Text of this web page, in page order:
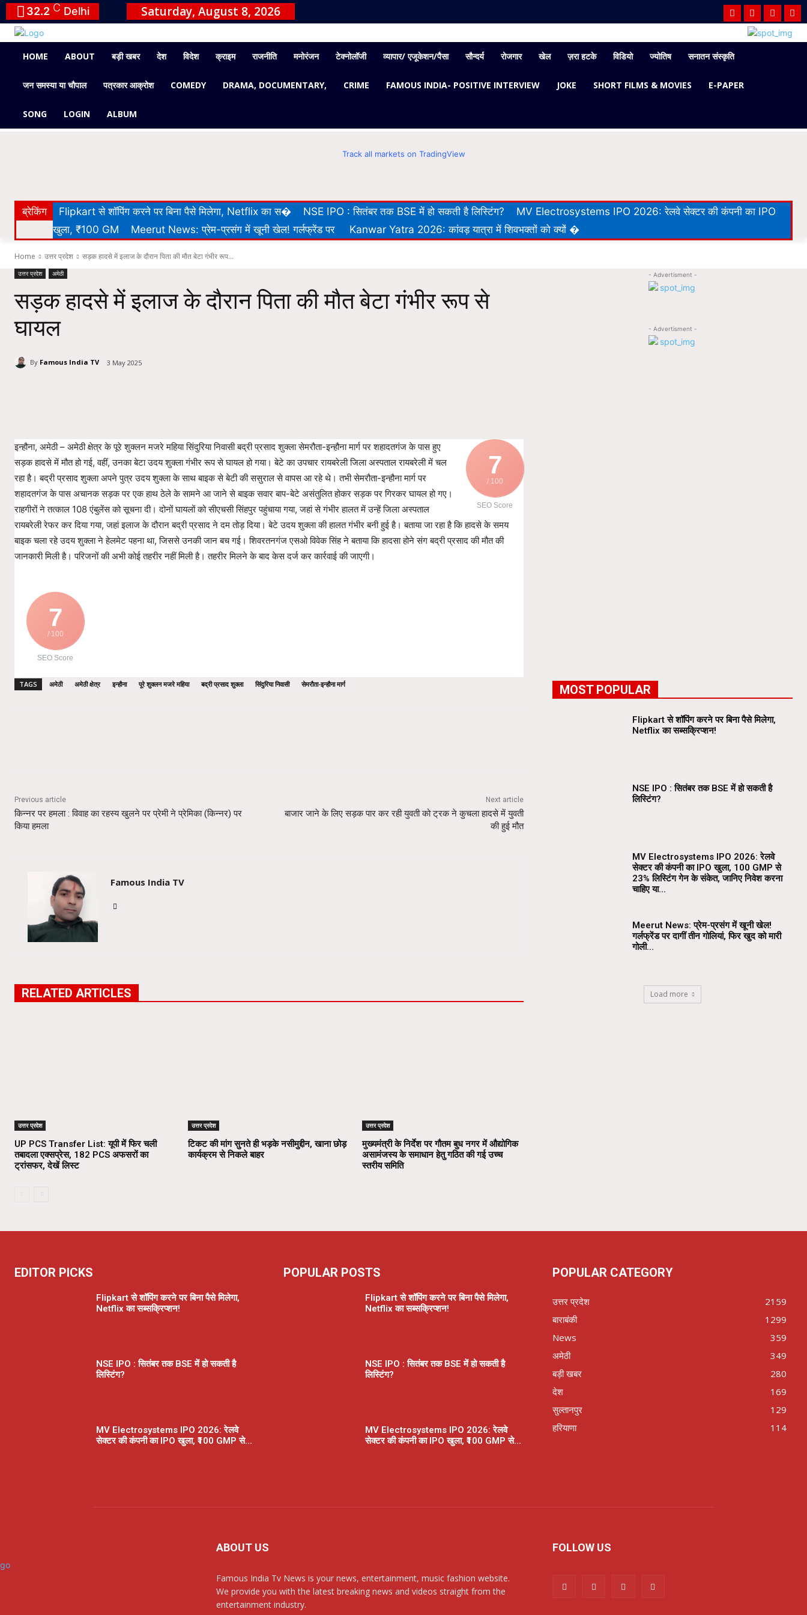
32.2 C Delhi Saturday, August 8, 2026
HOME ABOUT बड़ी खबर देश विदेश क्राइम राजनीति मनोरंजन टेक्नोलॉजी व्यापार/ एजूकेशन/पैसा सौन्दर्य रोजगार खेल ज़रा हटके विडियो ज्योतिष सनातन संस्कृति
जन समस्या या चौपाल पत्रकार आक्रोश COMEDY DRAMA, DOCUMENTARY, CRIME FAMOUS INDIA- POSITIVE INTERVIEW JOKE SHORT FILMS & MOVIES E-PAPER
SONG LOGIN ALBUM
Track all markets on TradingView
ब्रेकिंग Flipkart से शॉपिंग करने पर बिना पैसे मिलेगा, Netflix का स� NSE IPO : सितंबर तक BSE में हो सकती है लिस्टिंग?
MV Electrosystems IPO 2026: रेलवे सेक्टर की कंपनी का IPO
खुला, ₹100 GM
Meerut News: प्रेम-प्रसंग में खूनी खेल! गर्लफ्रेंड पर Kanwar Yatra 2026: कांवड़ यात्रा में शिवभक्तों को क्यों �
Home उत्तर प्रदेश सड़क हादसे में इलाज के दौरान पिता की मौत बेटा गंभीर रूप...
उत्तर प्रदेश अमेठी
सड़क हादसे में इलाज के दौरान पिता की मौत बेटा गंभीर रूप से
घायल
By Famous India TV 3 May 2025
7
/ 100
SEO Score
इन्हौना, अमेठी – अमेठी क्षेत्र के पूरे शुक्लन मजरे महिया सिंदुरिया निवासी बद्री प्रसाद शुक्ला सेमरौता-इन्हौना मार्ग पर शहादतगंज के पास हुए
सड़क हादसे में मौत हो गई, वहीं, उनका बेटा उदय शुक्ला गंभीर रूप से घायल हो गया। बेटे का उपचार रायबरेली जिला अस्पताल रायबरेली में चल
रहा है। बद्री प्रसाद शुक्ला अपने पुत्र उदय शुक्ला के साथ बाइक से बेटी की ससुराल से वापस आ रहे थे। तभी सेमरौता-इन्हौना मार्ग पर
शहादतगंज के पास अचानक सड़क पर एक हाथ ठेले के सामने आ जाने से बाइक सवार बाप-बेटे असंतुलित होकर सड़क पर गिरकर घायल हो गए।
राहगीरों ने तत्काल 108 एंबुलेंस को सूचना दी। दोनों घायलों को सीएचसी सिंहपुर पहुंचाया गया, जहां से गंभीर हालत में उन्हें जिला अस्पताल
रायबरेली रेफर कर दिया गया, जहां इलाज के दौरान बद्री प्रसाद ने दम तोड़ दिया। बेटे उदय शुक्ला की हालत गंभीर बनी हुई है। बताया जा रहा है कि हादसे के समय
बाइक चला रहे उदय शुक्ला ने हेलमेट पहना था, जिससे उनकी जान बच गई। शिवरतनगंज एसओ विवेक सिंह ने बताया कि हादसा होने संग बद्री प्रसाद की मौत की
जानकारी मिली है। परिजनों की अभी कोई तहरीर नहीं मिली है। तहरीर मिलने के बाद केस दर्ज कर कार्रवाई की जाएगी।
7
/ 100
SEO Score
TAGS अमेठी अमेठी क्षेत्र इन्हौना पूरे शुक्लन मजरे महिया बद्री प्रसाद शुक्ला सिंदुरिया निवासी सेमरौता-इन्हौना मार्ग
Previous article
किन्नर पर हमला : विवाह का रहस्य खुलने पर प्रेमी ने प्रेमिका (किन्नर) पर
किया हमला
Next article
बाजार जाने के लिए सड़क पार कर रही युवती को ट्रक ने कुचला हादसे में युवती
की हुई मौत
Famous India TV
RELATED ARTICLES
उत्तर प्रदेश
UP PCS Transfer List: यूपी में फिर चली
तबादला एक्सप्रेस, 182 PCS अफसरों का
ट्रांसफर, देखें लिस्ट
उत्तर प्रदेश
टिकट की मांग सुनते ही भड़के नसीमुद्दीन, खाना छोड़
कार्यक्रम से निकले बाहर
उत्तर प्रदेश
मुख्यमंत्री के निर्देश पर गौतम बुध नगर में औद्योगिक
असामंजस्य के समाधान हेतु गठित की गई उच्च
स्तरीय समिति
- Advertisment -
- Advertisment -
MOST POPULAR
Flipkart से शॉपिंग करने पर बिना पैसे मिलेगा,
Netflix का सब्सक्रिप्शन!
NSE IPO : सितंबर तक BSE में हो सकती है
लिस्टिंग?
MV Electrosystems IPO 2026: रेलवे
सेक्टर की कंपनी का IPO खुला, ₹100 GMP से
23% लिस्टिंग गेन के संकेत, जानिए निवेश करना
चाहिए या...
Meerut News: प्रेम-प्रसंग में खूनी खेल!
गर्लफ्रेंड पर दागीं तीन गोलियां, फिर खुद को मारी
गोली…
Load more
EDITOR PICKS
Flipkart से शॉपिंग करने पर बिना पैसे मिलेगा,
Netflix का सब्सक्रिप्शन!
NSE IPO : सितंबर तक BSE में हो सकती है
लिस्टिंग?
MV Electrosystems IPO 2026: रेलवे
सेक्टर की कंपनी का IPO खुला, ₹100 GMP से...
POPULAR POSTS
Flipkart से शॉपिंग करने पर बिना पैसे मिलेगा,
Netflix का सब्सक्रिप्शन!
NSE IPO : सितंबर तक BSE में हो सकती है
लिस्टिंग?
MV Electrosystems IPO 2026: रेलवे
सेक्टर की कंपनी का IPO खुला, ₹100 GMP से...
POPULAR CATEGORY
उत्तर प्रदेश
2159
बाराबंकी
1299
News
359
अमेठी
349
बड़ी खबर
280
देश
169
सुल्तानपुर
129
हरियाणा
114
ABOUT US
Famous India Tv News is your news, entertainment, music fashion website.
We provide you with the latest breaking news and videos straight from the
entertainment industry.
FOLLOW US